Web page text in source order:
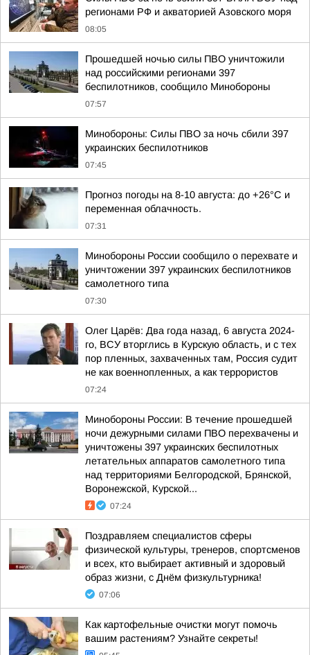
регионами РФ и акваторией Азовского моря
08:05
Прошедшей ночью силы ПВО уничтожили
над российскими регионами 397
беспилотников, сообщило Минобороны
07:57
Минобороны: Силы ПВО за ночь сбили 397
украинских беспилотников
07:45
Прогноз погоды на 8-10 августа: до +26°C и
переменная облачность.
07:31
Минобороны России сообщило о перехвате и
уничтожении 397 украинских беспилотников
самолетного типа
07:30
Олег Царёв: Два года назад, 6 августа 2024-
го, ВСУ вторглись в Курскую область, и с тех
пор пленных, захваченных там, Россия судит
не как военнопленных, а как террористов
07:24
Минобороны России: В течение прошедшей
ночи дежурными силами ПВО перехвачены и
уничтожены 397 украинских беспилотных
летательных аппаратов самолетного типа
над территориями Белгородской, Брянской,
Воронежской, Курской...
07:24
Поздравляем специалистов сферы
физической культуры, тренеров, спортсменов
и всех, кто выбирает активный и здоровый
образ жизни, с Днём физкультурника!
07:06
Как картофельные очистки могут помочь
вашим растениям? Узнайте секреты!